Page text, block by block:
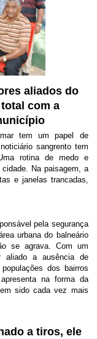
aliados do
com a
tem um papel de
sangrento tem
rotina de medo e
Na paisagem, a
e janelas trancadas,
pela segurança
urbana do balneário
se agrava. Com um
aliado a ausência de
dos bairros
na forma da
sido cada vez mais
a tiros, ele